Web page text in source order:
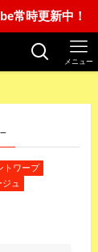
新中！
メニュー
トワープ
ジュ